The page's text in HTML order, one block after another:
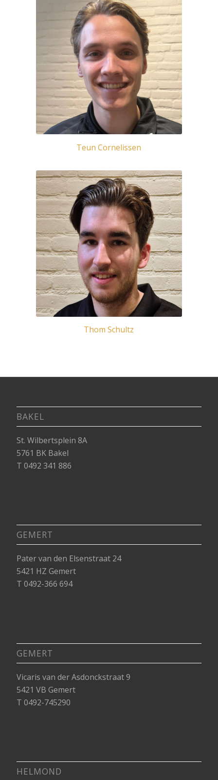
Teun Cornelissen
Thom Schultz
BAKEL
St. Wilbertsplein 8A
5761 BK Bakel
T 0492 341 886
GEMERT
Pater van den Elsenstraat 24
5421 HZ Gemert
T 0492-366 694
GEMERT
Vicaris van der Asdonckstraat 9
5421 VB Gemert
T 0492-745290
HELMOND